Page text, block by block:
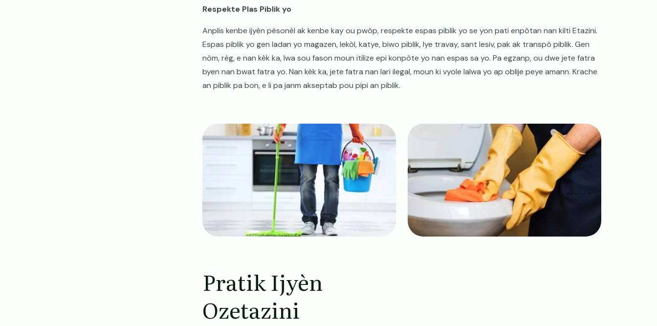
Respekte Plas Piblik yo
Anplis kenbe ijyèn pèsonèl ak kenbe kay ou pwòp, respekte espas piblik yo se yon pati enpòtan nan kilti Etazini.
Espas piblik yo gen ladan yo magazen, lekòl, katye, biwo piblik, lye travay, sant lesiv, pak ak transpò piblik. Gen
nòm, règ, e nan kèk ka, lwa sou fason moun itilize epi konpòte yo nan espas sa yo. Pa egzanp, ou dwe jete fatra
byen nan bwat fatra yo. Nan kèk ka, jete fatra nan lari ilegal, moun ki vyole lalwa yo ap oblije peye amann. Krache
an piblik pa bon, e li pa janm akseptab pou pipi an piblik.
Image
Pratik Ijyèn
Ozetazini